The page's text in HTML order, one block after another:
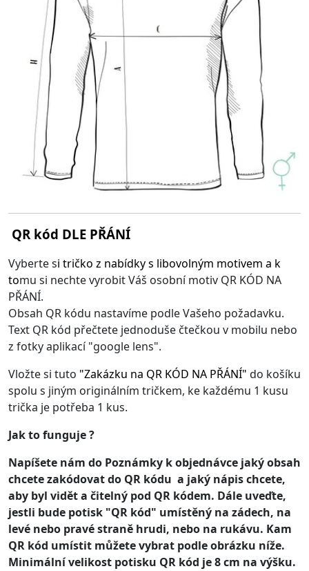
QR kód DLE PŘÁNÍ
Vyberte si tričko z nabídky s libovolným motivem a k
tomu si nechte vyrobit Váš osobní motiv QR KÓD NA
PŘÁNÍ.
Obsah QR kódu nastavíme podle Vašeho požadavku.
Text QR kód přečtete jednoduše čtečkou v mobilu nebo
z fotky aplikací "google lens".
Vložte si tuto "Zakázku na QR KÓD NA PŘÁNÍ" do košíku
spolu s jiným originálním tričkem, ke každému 1 kusu
trička je potřeba 1 kus.
Jak to funguje ?
Napíšete nám do Poznámky k objednávce jaký obsah
chcete zakódovat do QR kódu a jaký nápis chcete,
aby byl vidět a čitelný pod QR kódem. Dále uveďte,
jestli bude potisk "QR kód" umístěný na zádech, na
levé nebo pravé straně hrudi, nebo na rukávu. Kam
QR kód umístit můžete vybrat podle obrázku níže.
Minimální velikost potisku QR kód je 8 cm na výšku.